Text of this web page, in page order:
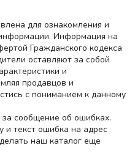
для ознакомления и
Информация на
Гражданского кодекса
оставляют за собой
и
продавцов и
с пониманием к данному
сообщение об ошибках.
и текст ошибка на адрес
наш каталог еще